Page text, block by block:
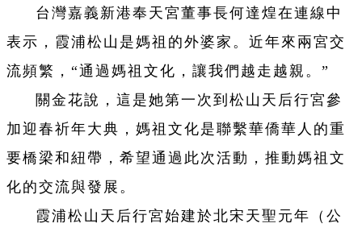
台灣嘉義新港奉天宮董事長何達煌在連線中
表示，霞浦松山是媽祖的外婆家。近年來兩宮交
流頻繁，“通過媽祖文化，讓我們越走越親。”
關金花說，這是她第一次到松山天后行宮參
加迎春祈年大典，媽祖文化是聯繫華僑華人的重
要橋梁和紐帶，希望通過此次活動，推動媽祖文
化的交流與發展。
霞浦松山天后行宮始建於北宋天聖元年（公